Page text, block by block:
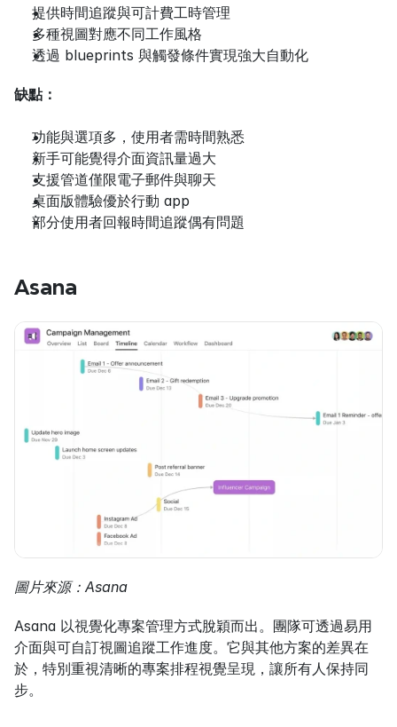
提供時間追蹤與可計費工時管理
多種視圖對應不同工作風格
透過 blueprints 與觸發條件實現強大自動化
缺點：
功能與選項多，使用者需時間熟悉
新手可能覺得介面資訊量過大
支援管道僅限電子郵件與聊天
桌面版體驗優於行動 app
部分使用者回報時間追蹤偶有問題
Asana
圖片來源：Asana
Asana 以視覺化專案管理方式脫穎而出。團隊可透過易用
介面與可自訂視圖追蹤工作進度。它與其他方案的差異在
於，特別重視清晰的專案排程視覺呈現，讓所有人保持同
步。